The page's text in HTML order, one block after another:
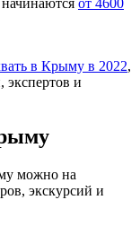
от 4600
в Крыму в 2022,
экспертов и
можно на
экскурсий и